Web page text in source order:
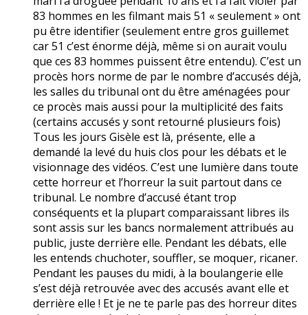
83 hommes en les filmant mais 51 « seulement » ont
pu être identifier (seulement entre gros guillemet
car 51 c’est énorme déjà, même si on aurait voulu
que ces 83 hommes puissent être entendu). C’est un
procès hors norme de par le nombre d’accusés déjà,
les salles du tribunal ont du être aménagées pour
ce procès mais aussi pour la multiplicité des faits
(certains accusés y sont retourné plusieurs fois)
Tous les jours Gisèle est là, présente, elle a
demandé la levé du huis clos pour les débats et le
visionnage des vidéos. C’est une lumière dans toute
cette horreur et l’horreur la suit partout dans ce
tribunal. Le nombre d’accusé étant trop
conséquents et la plupart comparaissant libres ils
sont assis sur les bancs normalement attribués au
public, juste derrière elle. Pendant les débats, elle
les entends chuchoter, souffler, se moquer, ricaner.
Pendant les pauses du midi, à la boulangerie elle
s’est déjà retrouvée avec des accusés avant elle et
derrière elle ! Et je ne te parle pas des horreur dites